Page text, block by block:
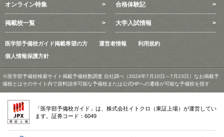
オンライン特集 合格体験記
掲載校一覧 大学入試情報
医学部予備校ガイド掲載希望の方 運営者情報 利用規約
個人情報保護方針
※医学部予備校検索サイト掲載予備校数調査 自社調べ（2024年7月10日～7月23日）なお掲載予
備校とはそのサイト内で資料請求可能な予備校または公式HPへの遷移が可能な予備校を指す
「医学部予備校ガイド」は、株式会社イトクロ（東証上場）が運営してい
ます。証券コード：6049